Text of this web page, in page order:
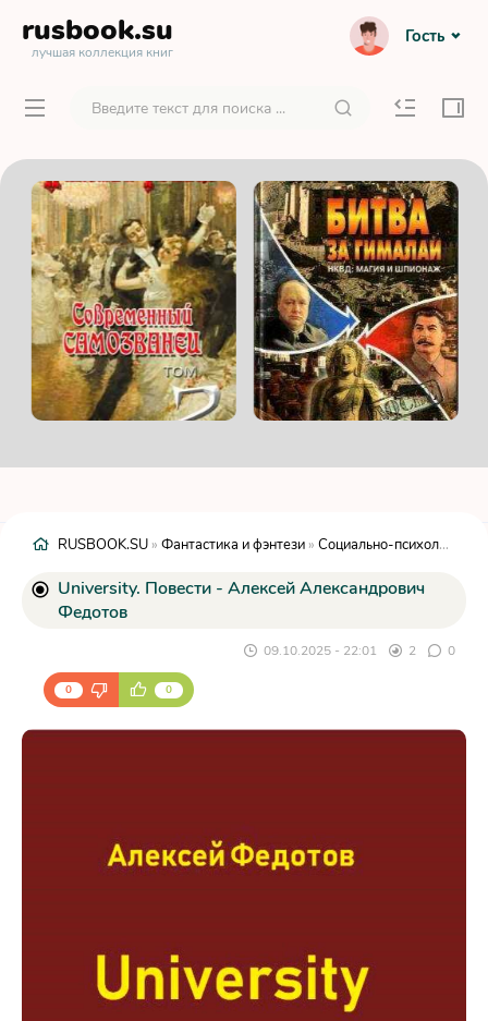
rusbook.su
лучшая коллекция книг
Гость
RUSBOOK.SU » Фантастика и фэнтези » Социально-психологическая
University. Повести - Алексей Александрович
Федотов
09.10.2025 - 22:01 2 0
0 0